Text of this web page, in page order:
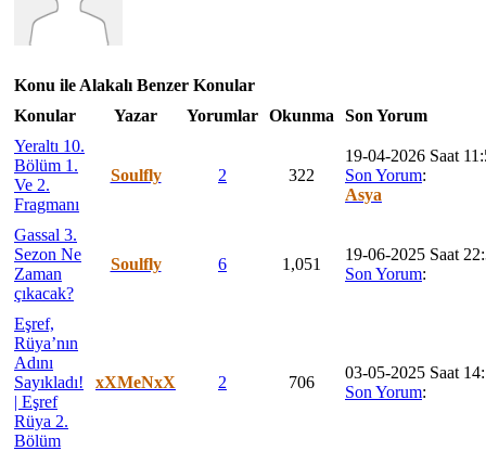
Konu ile Alakalı Benzer Konular
Konular
Yazar Yorumlar Okunma
Son Yorum
Yeraltı 10.
Bölüm 1.
Ve 2.
Fragmanı
Soulfly 2 322
19-04-2026 Saat
Son Yorum:
Asya
Gassal 3.
Sezon Ne
Zaman
çıkacak?
Soulfly 6 1,051
19-06-2025 Saat
Son Yorum:
Eşref,
Rüya’nın
Adını
Sayıkladı!
| Eşref
Rüya 2.
Bölüm
xXMeNxX 2 706
03-05-2025 Saat
Son Yorum: